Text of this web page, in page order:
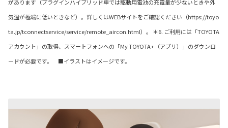
があります（プラグインハイブリッド車では駆動用電池の充電量が少ないときや外
気温が極端に低いときなど）。詳しくはWEBサイトをご確認ください（https://toyo
ta.jp/tconnectservice/service/remote_aircon.html）。 ＊6. ご利用には「TOYOTA
アカウント」の取得、スマートフォンへの「My TOYOTA+（アプリ）」のダウンロ
ードが必要です。 ■イラストはイメージです。